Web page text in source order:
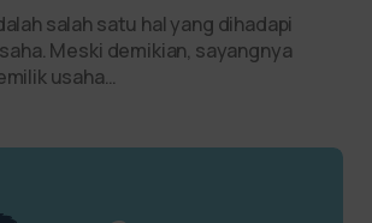
salah satu hal yang dihadapi
Meski demikian, sayangnya
usaha…